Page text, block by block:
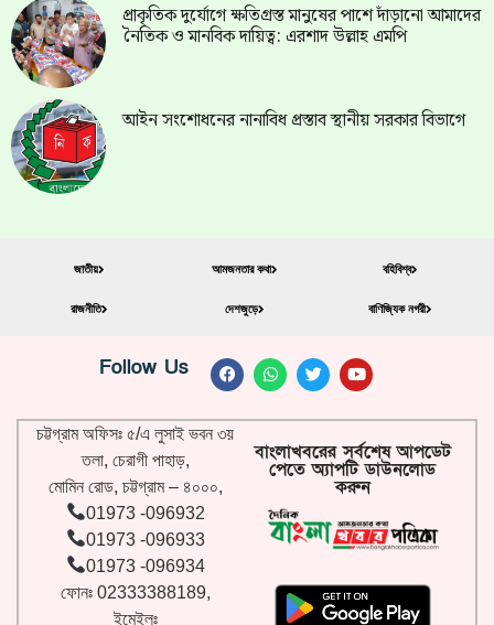
প্রাকৃতিক দুর্যোগে ক্ষতিগ্রস্ত মানুষের পাশে দাঁড়ানো আমাদের
নৈতিক ও মানবিক দায়িত্ব: এরশাদ উল্লাহ এমপি
আইন সংশোধনের নানাবিধ প্রস্তাব স্থানীয় সরকার বিভাগে
জাতীয়
রাজনীতি
আমজনতার কথা
দেশজুড়ে
বহিবিশ্ব
বাণিজ্যিক নগরী
Follow Us
চট্টগ্রাম অফিসঃ ৫/এ লুসাই ভবন ৩য়
তলা, চেরাগী পাহাড়,
মোমিন রোড, চট্টগ্রাম – ৪০০০,
01973 -096932
01973 -096933
01973 -096934
ফোনঃ 02333388189,
ইমেইলঃ
বাংলাখবরের সর্বশেষ আপডেট
পেতে অ্যাপটি ডাউনলোড
করুন